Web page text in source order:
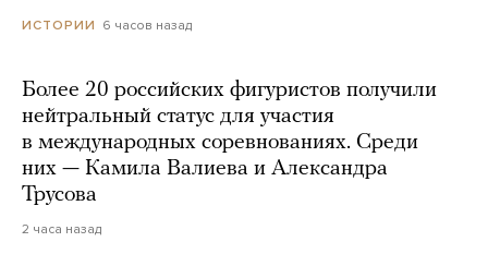
ИСТОРИИ 6 часов назад
Более 20 российских фигуристов получили
нейтральный статус для участия
в международных соревнованиях. Среди
них — Камила Валиева и Александра
Трусова
2 часа назад